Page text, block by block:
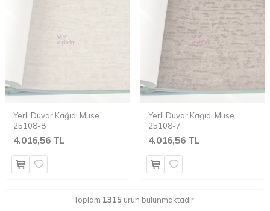
Yerli Duvar Kağıdı Muse
25108-8
4.016,56 TL
Yerli Duvar Kağıdı Muse
25108-7
4.016,56 TL
Toplam 1315 ürün bulunmaktadır.